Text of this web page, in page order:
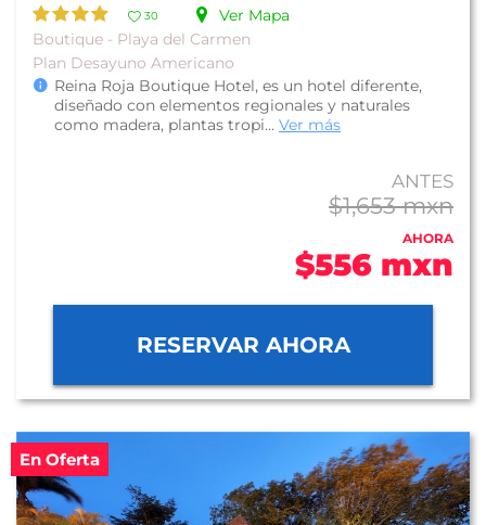
30
Ver Mapa
Boutique - Playa del Carmen
Plan Desayuno Americano
Reina Roja Boutique Hotel, es un hotel diferente,
diseñado con elementos regionales y naturales
como madera, plantas tropi... Ver más
ANTES
$1,653 mxn
AHORA
$556 mxn
RESERVAR AHORA
En Oferta